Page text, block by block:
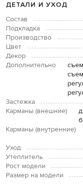
ДЕТАЛИ И УХОД
Состав
Подкладка
Производство
Цвет
Декор
Дополнительно
Застежка
Карманы (внешние)
Карманы (внутренние)
Уход
Утеплитель
Рост модели
Размер на модели